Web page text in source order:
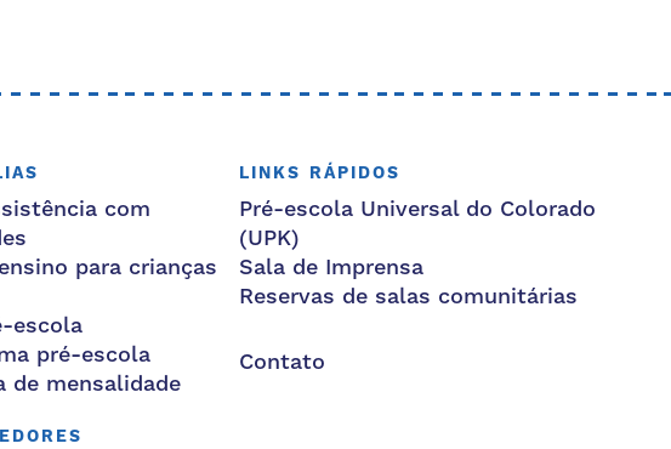
com
para crianças
escola
pré-escola
de mensalidade
LINKS RÁPIDOS
Pré-escola Universal do Colorado
(UPK)
Sala de Imprensa
Reservas de salas comunitárias
Contato